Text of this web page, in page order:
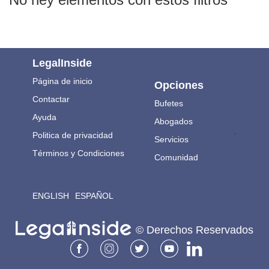
LegalInside
Página de inicio
Contactar
Ayuda
Politica de privacidad
Términos y Condiciones
ENGLISH ESPAÑOL
Opciones
Bufetes
Abogados
Servicios
Comunidad
.
© Derechos Reservados